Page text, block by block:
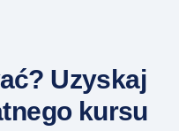
Uzyskaj
kursu